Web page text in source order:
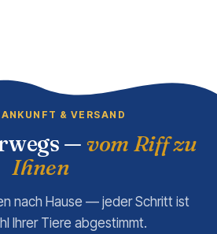
& VERSAND
— vom Riff zu
Ihnen
nach Hause — jeder Schritt ist
Ihrer Tiere abgestimmt.